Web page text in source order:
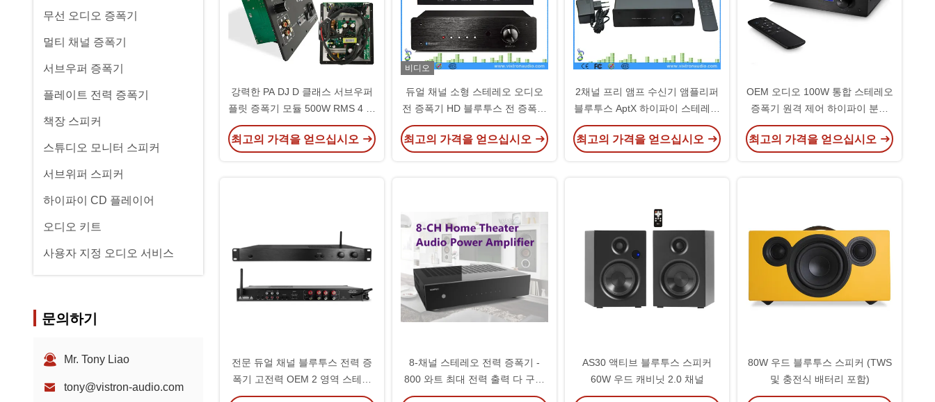
무선 오디오 증폭기
멀티 채널 증폭기
서브우퍼 증폭기
플레이트 전력 증폭기
책장 스피커
스튜디오 모니터 스피커
서브위퍼 스피커
하이파이 CD 플레이어
오디오 키트
사용자 지정 오디오 서비스
문의하기
Mr. Tony Liao
tony@vistron-audio.com
강력한 PA DJ D 클래스 서브우퍼
플릿 증폭기 모듈 500W RMS 4 오
름 커스텀
최고의 가격을 얻으십시오
비디오
듀얼 채널 소형 스테레오 오디오
전 증폭기 HD 블루투스 전 증폭기
수신기
최고의 가격을 얻으십시오
2채널 프리 앰프 수신기 앰플리퍼
블루투스 AptX 하이파이 스테레오
액티브 스피커
최고의 가격을 얻으십시오
OEM 오디오 100W 통합 스테레오
증폭기 원격 제어 하이파이 분리
증폭기
최고의 가격을 얻으십시오
전문 듀얼 채널 블루투스 전력 증
폭기 고전력 OEM 2 영역 스테레
오 오디오 앰프 수신기
8-채널 스테레오 전력 증폭기 -
800 와트 최대 전력 출력 다 구역
오디오 소스 믹서 수신기
AS30 액티브 블루투스 스피커
60W 우드 캐비닛 2.0 채널
80W 우드 블루투스 스피커 (TWS
및 충전식 배터리 포함)